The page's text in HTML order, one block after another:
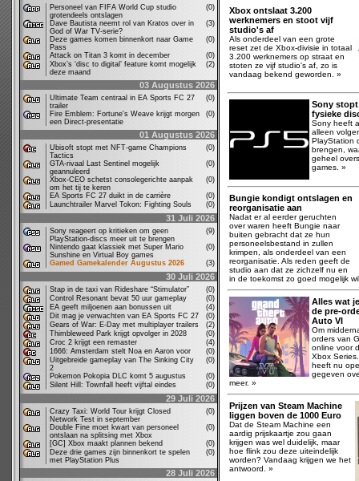
Personeel van FIFA World Cup studio
grotendeels ontslagen
(0)
Dave Bautista neemt rol van Kratos over in
God of War TV-serie?
(3)
Deze games komen binnenkort naar Game
Pass
(0)
Attack on Titan 3 komt in december
(0)
Xbox’s ‘disc to digital’ feature komt mogelijk
deze maand
(2)
03 Augustus 2026
Ultimate Team centraal in EA Sports FC 27
trailer
(0)
Fire Emblem: Fortune's Weave krijgt morgen
een Direct-presentatie
(0)
01 Augustus 2026
Ubisoft stopt met NFT-game Champions
Tactics
(0)
GTA-rivaal Last Sentinel mogelijk
geannuleerd
(0)
Xbox-CEO schetst consolegerichte aanpak
om het tij te keren
(0)
EA Sports FC 27 duikt in de carrière
(0)
Launchtrailer Marvel Tokon: Fighting Souls
(0)
31 Juli 2026
Sony reageert op kritieken om geen
PlayStation-discs meer uit te brengen
(9)
Nintendo gaat klassiek met Super Mario
Sunshine en Virtual Boy games
(0)
Gamed Gamekalender Augustus 2026
(3)
30 Juli 2026
Stap in de taxi van Rideshare “Stimulator”
(0)
Control Resonant bevat 50 uur gameplay
(0)
EA geeft miljoenen aan bonussen uit
(4)
Dit mag je verwachten van EA Sports FC 27
(0)
Gears of War: E-Day met multiplayer trailers
(2)
Thimbleweed Park krijgt opvolger in 2028
(0)
Croc 2 krijgt een remaster
(4)
1666: Amsterdam stelt Noa en Aaron voor
(0)
Uitgebreide gameplay van The Sinking City
2
(0)
Pokemon Pokopia DLC komt 5 augustus
(0)
Silent Hill: Townfall heeft vijftal eindes
(0)
29 Juli 2026
Crazy Taxi: World Tour krijgt Closed
Network Test in september
(0)
Double Fine moet kwart van personeel
ontslaan na splitsing met Xbox
(0)
[GC] Xbox maakt plannen bekend
(0)
Deze drie games zijn binnenkort te spelen
met PlayStation Plus
(0)
28 Juli 2026
Xbox ontslaat 3.200
werknemers en stoot vijf
studio's af
Als onderdeel van een grote
reset zet de Xbox-divisie in totaal
3.200 werknemers op straat en
stoten ze vijf studio's af, zo is
vandaag bekend geworden. »
Sony stopt
fysieke
Sony heeft
alleen
PlayStation
brengen,
geheel
games. »
Bungie kondigt ontslagen en
reorganisatie aan
Nadat er al eerder geruchten
over waren heeft Bungie naar
buiten gebracht dat ze hun
personeelsbestand in zullen
krimpen, als onderdeel van een
reorganisatie. Als reden geeft de
studio aan dat ze zichzelf nu en
in de toekomst zo goed mogelijk
Alles wat
de pre-
Auto VI
Om
orders van
online voor
Xbox
heeft nu
gegeven
meer. »
Prijzen van Steam Machine
liggen boven de 1000 Euro
Dat de Steam Machine een
aardig prijskaartje zou gaan
krijgen was wel duidelijk, maar
hoe flink zou deze uiteindelijk
worden? Vandaag krijgen we het
antwoord. »